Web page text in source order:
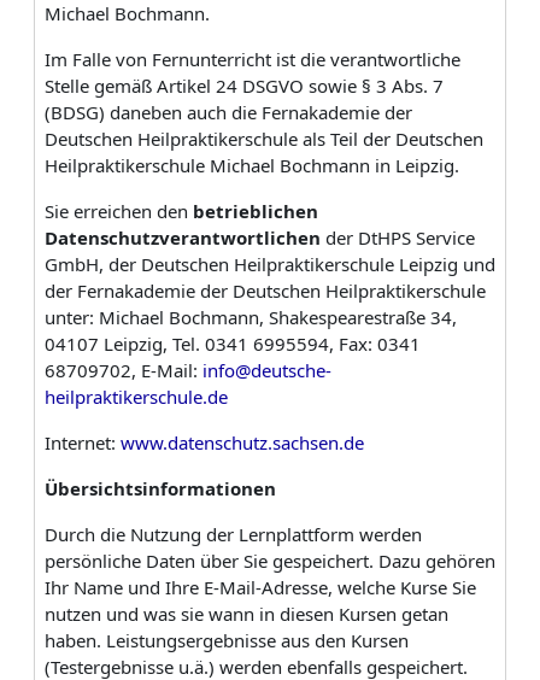
Michael Bochmann.
Im Falle von Fernunterricht ist die verantwortliche
Stelle gemäß Artikel 24 DSGVO sowie § 3 Abs. 7
(BDSG) daneben auch die Fernakademie der
Deutschen Heilpraktikerschule als Teil der Deutschen
Heilpraktikerschule Michael Bochmann in Leipzig.
Sie erreichen den betrieblichen
Datenschutzverantwortlichen der DtHPS Service
GmbH, der Deutschen Heilpraktikerschule Leipzig und
der Fernakademie der Deutschen Heilpraktikerschule
unter: Michael Bochmann, Shakespearestraße 34,
04107 Leipzig, Tel. 0341 6995594, Fax: 0341
68709702, E-Mail: info@deutsche-
heilpraktikerschule.de
Internet: www.datenschutz.sachsen.de
Übersichtsinformationen
Durch die Nutzung der Lernplattform werden
persönliche Daten über Sie gespeichert. Dazu gehören
Ihr Name und Ihre E-Mail-Adresse, welche Kurse Sie
nutzen und was sie wann in diesen Kursen getan
haben. Leistungsergebnisse aus den Kursen
(Testergebnisse u.ä.) werden ebenfalls gespeichert.